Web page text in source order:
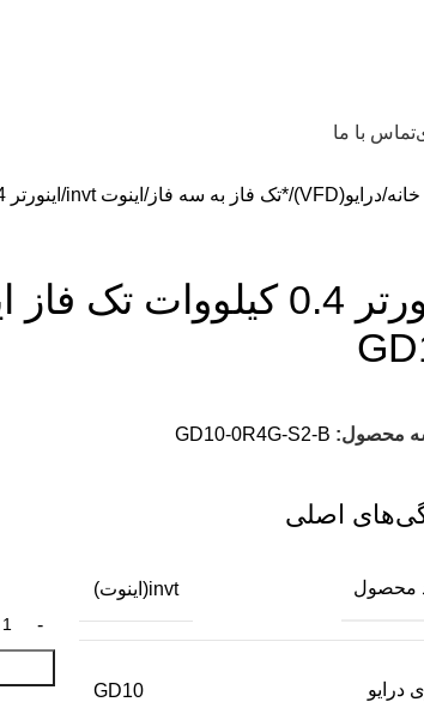
تماس با ما
خانه درایو(VFD) *تک فاز به سه فاز اینوت invt
اينورتر 0.4 کیلووات تک فاز اینوت invt سری GD10
محصول: GD10-0R4G-S2-B
اصلی
محصول invt(اینوت)
درایو GD10